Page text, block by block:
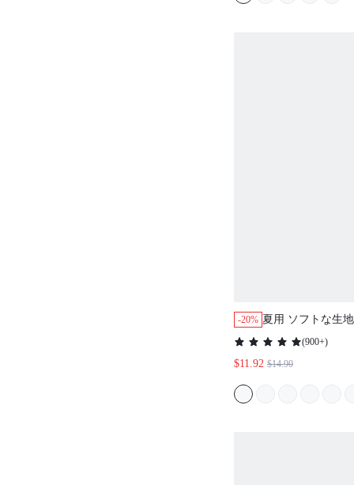
-20% 夏用 ソフトな生
レディース 100%
ジャマパンツ ア
ロット パジャマ
(900+)
$11.92 $14.90